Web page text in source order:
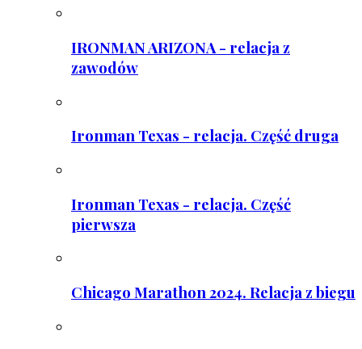
IRONMAN ARIZONA - relacja z
zawodów
Ironman Texas - relacja. Część druga
Ironman Texas - relacja. Część
pierwsza
Chicago Marathon 2024. Relacja z biegu